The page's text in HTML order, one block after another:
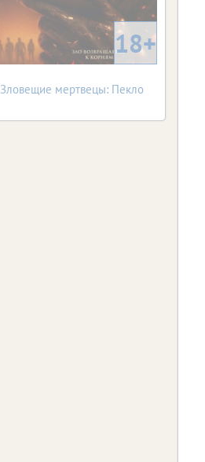
18+
Зловещие мертвецы: Пекло